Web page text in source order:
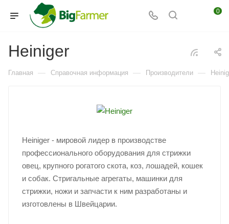
0
Heiniger
Главная — Справочная информация — Производители —
Heiniger - мировой лидер в производстве
профессионального оборудования для стрижки
овец, крупного рогатого скота, коз, лошадей, кошек
и собак. Стригальные агрегаты, машинки для
стрижки, ножи и запчасти к ним разработаны и
изготовлены в Швейцарии.